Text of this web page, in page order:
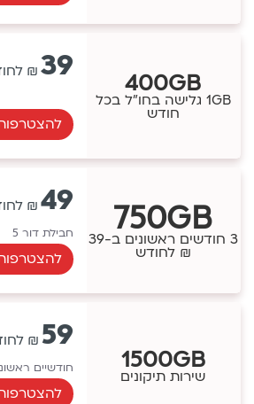
400GB
1GB גלישה בחו"ל בכל
חודש
39
להצטרפות
750GB 3 חודשים ראשונים ב-39
₪ לחודש
49
חבילת דור 5
להצטרפות
1500GB
שירות תיקונים
59
חודשיים ראשונים ב-49 ₪
להצטרפות